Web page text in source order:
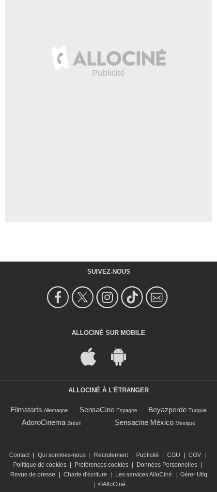
SUIVEZ-NOUS
ALLOCINÉ SUR MOBILE
ALLOCINÉ À L'ÉTRANGER
Filmstarts Allemagne SensaCine Espagne Beyazperde Turquie
AdoroCinema Brésil Sensacine México Mexique
Contact Qui sommes-nous Recrutement Publicité CGU CGV
Politique de cookies
Préférences cookies Données Personnelles
Revue de presse
Charte d'écriture Les services AlloCiné
Gérer Utiq
©AlloCiné